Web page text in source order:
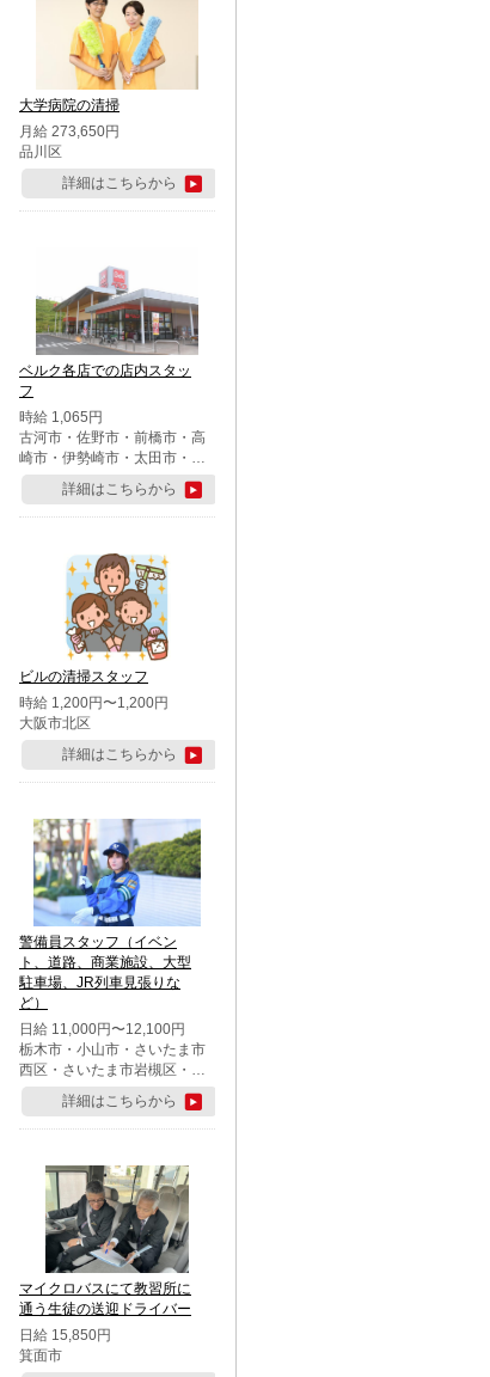
大学病院の清掃
月給 273,650円
品川区
詳細はこちらから
ベルク各店での店内スタッ
フ
時給 1,065円
古河市・佐野市・前橋市・高
崎市・伊勢崎市・太田市・館
林市・藤岡市・大泉町・さい
たま市北区・川越市・熊谷
市・行田市・秩父市・所沢
市・鶴ケ島市・千葉市中央
区・市川市・松戸市・習志野
市・柏市・流山市・八千代
市・足立区・江戸川区・八王
子市・町田市
詳細はこちらから
ビルの清掃スタッフ
時給 1,200円〜1,200円
大阪市北区
詳細はこちらから
警備員スタッフ（イベン
ト、道路、商業施設、大型
駐車場、JR列車見張りな
ど）
日給 11,000円〜12,100円
栃木市・小山市・さいたま市
西区・さいたま市岩槻区・久
喜市・蓮田市
詳細はこちらから
マイクロバスにて教習所に
通う生徒の送迎ドライバー
日給 15,850円
箕面市